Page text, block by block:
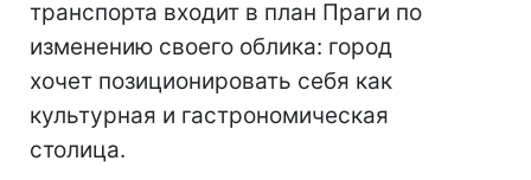
транспорта входит в план Праги по
изменению своего облика: город
хочет позиционировать себя как
культурная и гастрономическая
столица.